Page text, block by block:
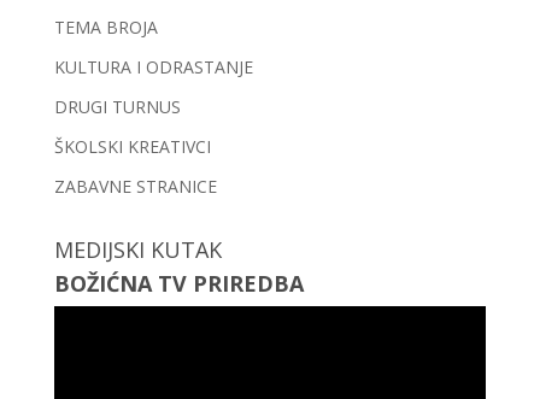
TEMA BROJA
KULTURA I ODRASTANJE
DRUGI TURNUS
ŠKOLSKI KREATIVCI
ZABAVNE STRANICE
MEDIJSKI KUTAK
BOŽIĆNA TV PRIREDBA